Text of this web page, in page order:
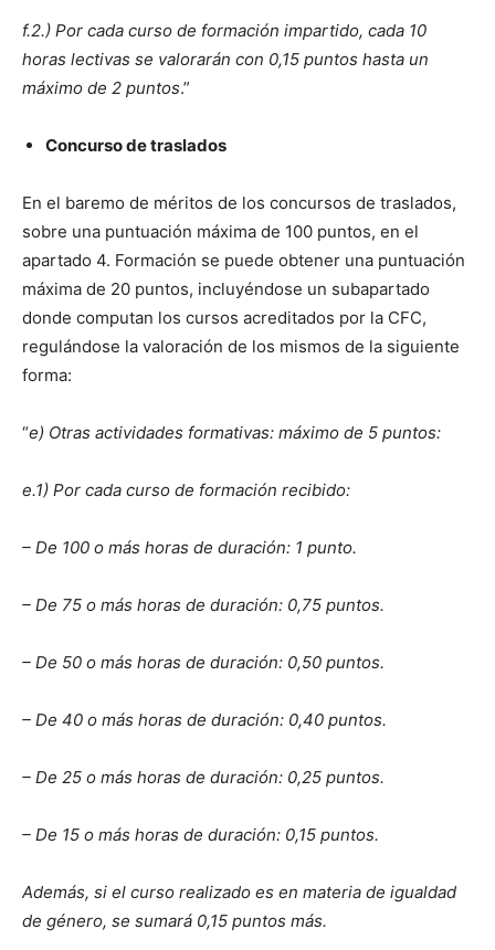
f.2.) Por cada curso de formación impartido, cada 10
horas lectivas se valorarán con 0,15 puntos hasta un
máximo de 2 puntos.”
Concurso de traslados
En el baremo de méritos de los concursos de traslados,
sobre una puntuación máxima de 100 puntos, en el
apartado 4. Formación se puede obtener una puntuación
máxima de 20 puntos, incluyéndose un subapartado
donde computan los cursos acreditados por la CFC,
regulándose la valoración de los mismos de la siguiente
forma:
“e) Otras actividades formativas: máximo de 5 puntos:
e.1) Por cada curso de formación recibido:
– De 100 o más horas de duración: 1 punto.
– De 75 o más horas de duración: 0,75 puntos.
– De 50 o más horas de duración: 0,50 puntos.
– De 40 o más horas de duración: 0,40 puntos.
– De 25 o más horas de duración: 0,25 puntos.
– De 15 o más horas de duración: 0,15 puntos.
Además, si el curso realizado es en materia de igualdad
de género, se sumará 0,15 puntos más.